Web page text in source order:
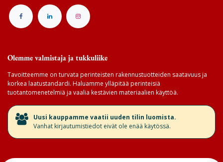
Olemme valmistaja ja tukkuliike
Tavoitteemme on turvata perinteisten rakennustuotteiden saatavuus ja
korkea laatustandardi. Haluamme ylläpitää perinteisiä
tuotantomenetelmiä ja vaalia kestävien materiaalien käyttöä.
​Uusi kauppamme vaatii uuden tilin luomista.
Vanhat kirjautumistiedot eivät ole enää käytössä.